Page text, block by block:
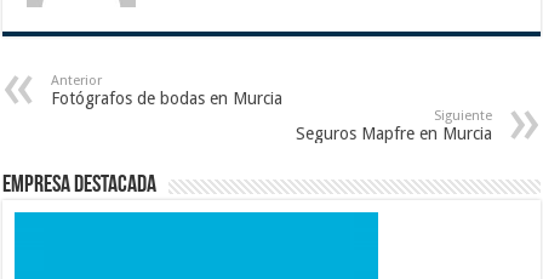
Anterior
Fotógrafos de bodas en Murcia
Siguiente
Seguros Mapfre en Murcia
Empresa destacada